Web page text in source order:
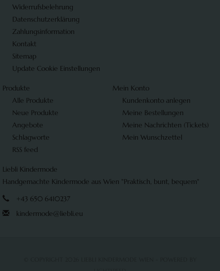
Widerrufsbelehrung
Datenschutzerklärung
Zahlungsinformation
Kontakt
Sitemap
Update Cookie Einstellungen
Produkte
Alle Produkte
Neue Produkte
Angebote
Schlagworte
RSS feed
Mein Konto
Kundenkonto anlegen
Meine Bestellungen
Meine Nachrichten (Tickets)
Mein Wunschzettel
Liebli Kindermode
Handgemachte Kindermode aus Wien "Praktisch, bunt, bequem"
+43 650 6410237
kindermode@liebli.eu